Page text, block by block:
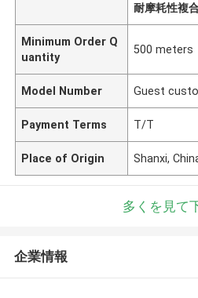
耐摩耗性複
Minimum Order Q
uantity
500 meters
Model Number Guest
Payment Terms T/T
Place of Origin Shanxi,
多くを見て
企業情報